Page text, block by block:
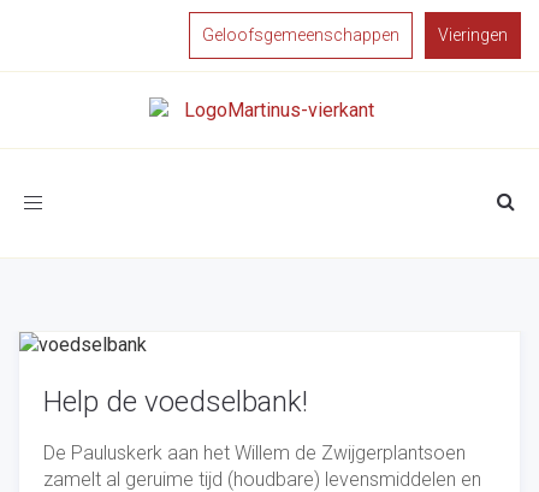
Geloofsgemeenschappen Vieringen
Toggle
Help de voedselbank!
De Pauluskerk aan het Willem de Zwijgerplantsoen
zamelt al geruime tijd (houdbare) levensmiddelen en